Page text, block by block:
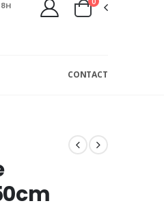
CONTACT